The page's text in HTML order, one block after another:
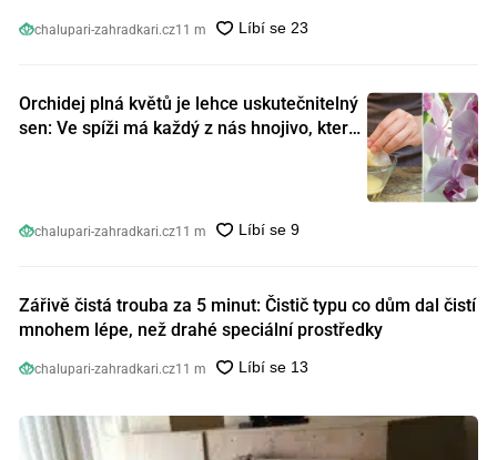
chalupari-zahradkari.cz11 m
Orchidej plná květů je lehce uskutečnitelný
sen: Ve spíži má každý z nás hnojivo, které
chalupari-zahradkari.cz11 m
Zářivě čistá trouba za 5 minut: Čistič typu co dům dal čistí
mnohem lépe, než drahé speciální prostředky
chalupari-zahradkari.cz11 m